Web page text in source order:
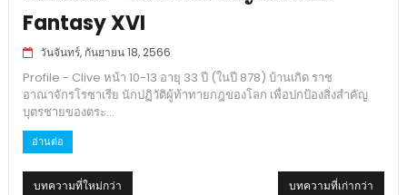
Fantasy XVI
วันจันทร์, กันยายน 18, 2566
Profile - Clive หน้า 10-13 อายุ 33 ปี (ในปี 878) บ้านเกิด ราช
อาณาจักรโรซาเรีย นักปฏิวัติผู้ท้าทายกฎของโลก เพื่อปกป้องสิ่งสำคัญ
บุตรชายของตระ...
อ่านต่อ
บทความที่ใหม่กว่า บทความที่เก่ากว่า